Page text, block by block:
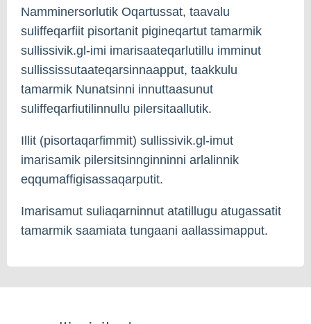
Namminersorlutik Oqartussat, taavalu
suliffeqarfiit pisortanit pigineqartut tamarmik
sullissivik.gl-imi imarisaateqarlutillu imminut
sullississutaateqarsinnaapput, taakkulu
tamarmik Nunatsinni innuttaasunut
suliffeqarfiutilinnullu pilersitaallutik.
Illit (pisortaqarfimmit) sullissivik.gl-imut
imarisamik pilersitsinnginninni arlalinnik
eqqumaffigisassaqarputit.
Imarisamut suliaqarninnut atatillugu atugassatit
tamarmik saamiata tungaani aallassimapput.